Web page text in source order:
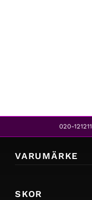
020-121211
VARUMÄRKE
SKOR